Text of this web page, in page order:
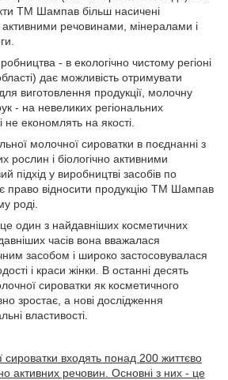
ТМ Шампав більш насичені
активними речовинами, мінералами і
- в екологічно чистому регіоні
дає можливість отримувати
виготовлення продукції, молочну
- на невеликих регіональних
економлять на якості.
молочної сироватки в поєднанні з
рослин і біологічно активними
підхід у виробництві засобів по
право відносити продукцію ТМ Шампав
роді.
один з найдавніших косметичних
часів вона вважалася
засобом і широко застосовувалася
і краси жінки. В останні десять
сироватки як косметичного
зростає, а нові дослідження
властивості.
сироватки входять понад 200 життєво
активних речовин. Основні з них - це